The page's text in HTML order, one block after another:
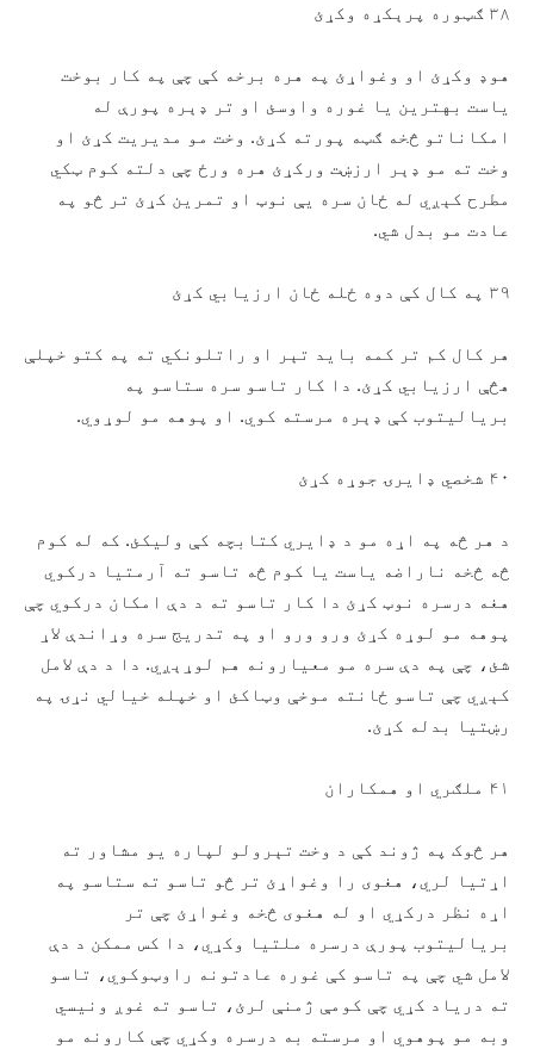
۳۸ ګټوره پرېکړه وکړئ
هوډ وکړئ او وغواړئ په هره برخه کې چې په کار بوخت
ياست بهترین یا غوره واوسئ او تر ډېره پورې له
امکاناتو څخه ګټه پورته کړئ. وخت مو مديريت کړئ او
وخت ته مو ډېر ارزښت ورکړئ هره ورځ چې دلته کوم ټکي
مطرح کېږي له ځان سره يې نوټ او تمرین کړئ تر څو په
عادت مو بدل شي.
۳۹ په کال کې دوه ځله ځان ارزيابي کړئ
هر کال کم تر کمه باید تېر او راتلونکي ته په کتو خپلې
هڅې ارزيابي کړئ. دا کار تاسو سره ستاسو په
بریالیتوب کې ډېره مرسته کوي. او پوهه مو لوړوي.
۴۰ شخصي ډایرۍ جوړه کړئ
د هر څه په اړه مو د ډايري کتابچه کې ولیکئ. که له کوم
څه څخه ناراضه ياست یا کوم څه تاسو ته آرمتیا درکوي
هغه درسره نوټ کړئ دا کار تاسو ته د دې امکان درکوي چې
پوهه مو لوړه کړئ ورو ورو او په تدريج سره وړاندې لاړ
شئ، چې په دې سره مو معيارونه هم لوړېږي. دا د دې لامل
کېږي چې تاسو ځانته موخې وټاکئ او خپله خيالي نړۍ په
رښتیا بدله کړئ.
۴۱ ملګري او همکاران
هر څوک په ژوند کې د وخت تېرولو لپاره يو مشاور ته
اړتیا لري، هغوی را وغواړئ تر څو تاسو ته ستاسو په
اړه نظر درکړي او له هغوی څخه وغواړئ چې تر
بریالیتوب پورې درسره ملتیا وکړي، دا کس ممکن د دې
لامل شي چې په تاسو کې غوره عادتونه راوټوکوي، تاسو
ته دریاد کړي چې کومې ژمنې لرئ، تاسو ته غوږ ونیسي
وبه مو پوهوي او مرسته به درسره وکړي چې کارونه مو